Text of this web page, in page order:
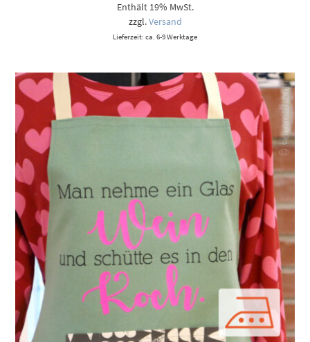
bis
Enthält 19% MwSt.
zzgl.Versand
Lieferzeit: ca. 6-9 Werktage